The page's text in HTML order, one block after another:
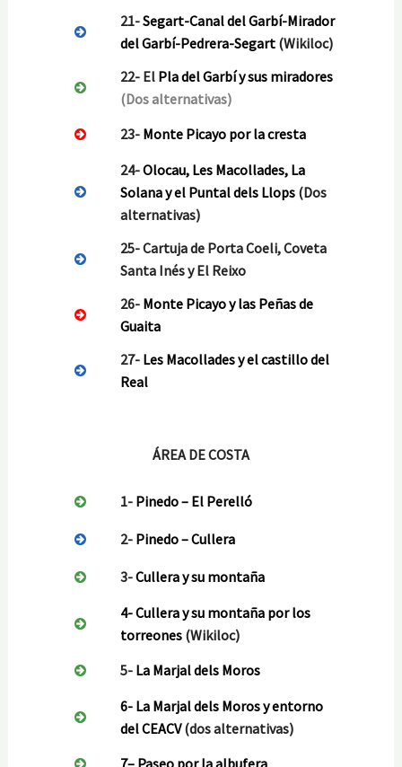
21-Segart-Canal del Garbí-Mirador
del Garbí-Pedrera-Segart (Wikiloc)
22- El Pla del Garbí y sus miradores
(Dos alternativas)
23- Monte Picayo por la cresta
24-Olocau, Les Macollades, La
Solana y el Puntal dels Llops (Dos
alternativas)
25-Cartuja de Porta Coeli, Coveta
Santa Inés y El Reixo
26- Monte Picayo y las Peñas de
Guaita
27- Les Macollades y el castillo del
Real
ÁREA DE COSTA
1- Pinedo – El Perelló
2- Pinedo – Cullera
3-Cullera y su montaña
4-Cullera y su montaña por los
torreones (Wikiloc)
5- La Marjal dels Moros
6- La Marjal dels Moros y entorno
del CEACV (dos alternativas)